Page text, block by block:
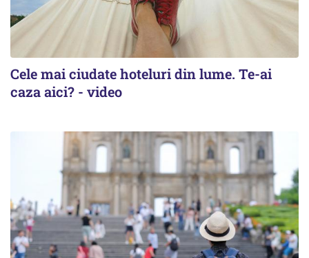
Cele mai ciudate hoteluri din lume. Te-ai
caza aici? - video